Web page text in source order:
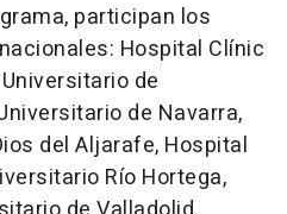
participan los
Hospital Clínic
de
de Navarra,
del Aljarafe, Hospital
Río Hortega,